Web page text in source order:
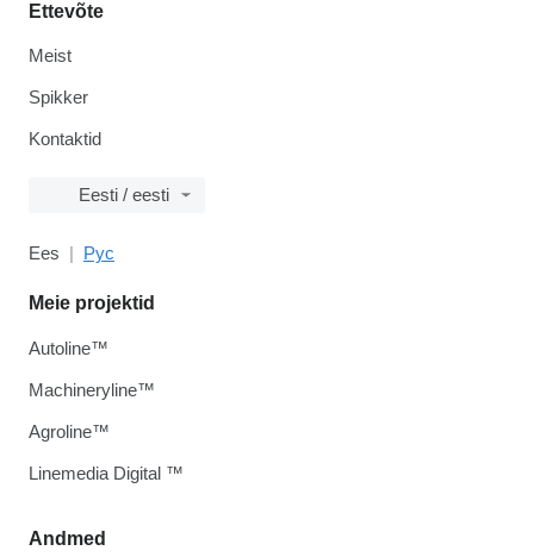
Ettevõte
Meist
Spikker
Kontaktid
Eesti / eesti
Ees Рус
Andmed
Meie projektid
Autoline™
Machineryline™
Agroline™
Linemedia Digital ™